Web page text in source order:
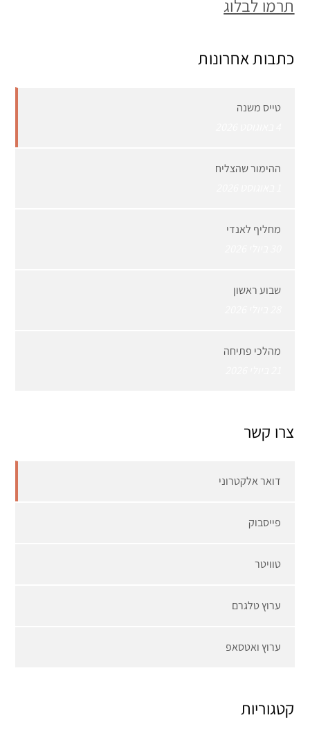
תרמו לבלוג
כתבות אחרונות
טייס משנה
ההימור שהצליח
מחליף לאנדי
שבוע ראשון
מהלכי פתיחה
צרו קשר
דואר אלקטרוני
פייסבוק
טוויטר
ערוץ טלגרם
ערוץ ואטסאפ
קטגוריות